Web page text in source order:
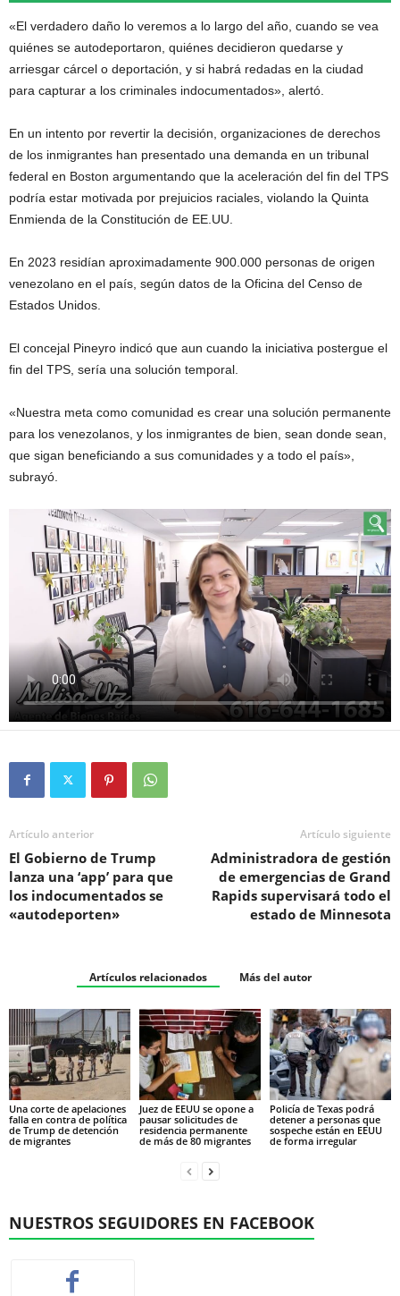
«El verdadero daño lo veremos a lo largo del año, cuando se vea
quiénes se autodeportaron, quiénes decidieron quedarse y
arriesgar cárcel o deportación, y si habrá redadas en la ciudad
para capturar a los criminales indocumentados», alertó.
En un intento por revertir la decisión, organizaciones de derechos
de los inmigrantes han presentado una demanda en un tribunal
federal en Boston argumentando que la aceleración del fin del TPS
podría estar motivada por prejuicios raciales, violando la Quinta
Enmienda de la Constitución de EE.UU.
En 2023 residían aproximadamente 900.000 personas de origen
venezolano en el país, según datos de la Oficina del Censo de
Estados Unidos.
El concejal Pineyro indicó que aun cuando la iniciativa postergue el
fin del TPS, sería una solución temporal.
«Nuestra meta como comunidad es crear una solución permanente
para los venezolanos, y los inmigrantes de bien, sean donde sean,
que sigan beneficiando a sus comunidades y a todo el país»,
subrayó.
Artículo anterior
El Gobierno de Trump
lanza una ‘app’ para que
los indocumentados se
«autodeporten»
Artículo siguiente
Administradora de gestión
de emergencias de Grand
Rapids supervisará todo el
estado de Minnesota
Artículos relacionados Más del autor
Una corte de apelaciones
falla en contra de política
de Trump de detención
de migrantes
Juez de EEUU se opone a
pausar solicitudes de
residencia permanente
de más de 80 migrantes
Policía de Texas podrá
detener a personas que
sospeche están en EEUU
de forma irregular
NUESTROS SEGUIDORES EN FACEBOOK